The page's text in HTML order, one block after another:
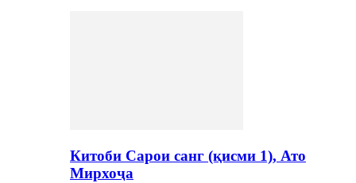
Китоби Сарои санг (қисми 1), Ато
Мирхоҷа